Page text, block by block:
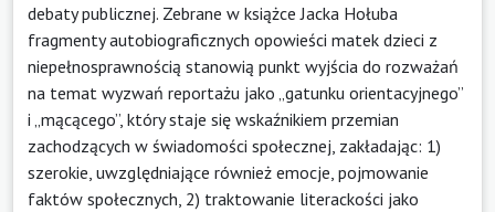
debaty publicznej. Zebrane w książce Jacka Hołuba
fragmenty autobiograficznych opowieści matek dzieci z
niepełnosprawnością stanowią punkt wyjścia do rozważań
na temat wyzwań reportażu jako „gatunku orientacyjnego”
i „mącącego”, który staje się wskaźnikiem przemian
zachodzących w świadomości społecznej, zakładając: 1)
szerokie, uwzględniające również emocje, pojmowanie
faktów społecznych, 2) traktowanie literackości jako